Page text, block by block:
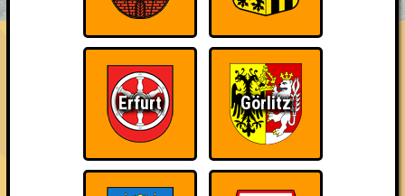
FAQ ÜBER UNS
Synchron Daneben
Errungenschaften
Kleiner Hinweis: bei uns sind Teams, die in einem Stechen
schließlich verdient! Entsprechend gibt es für diese auch
Errungenschaften für den 1. Platz.
Erfurt Görlitz